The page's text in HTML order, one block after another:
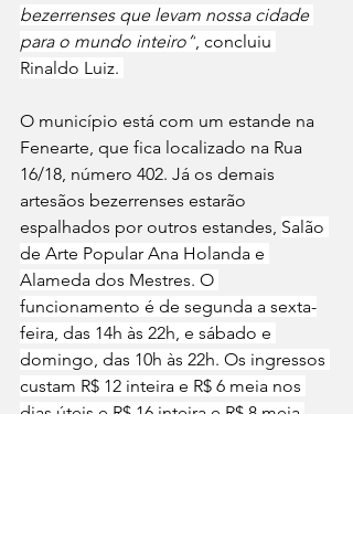
bezerrenses que levam nossa cidade
para o mundo inteiro” , concluiu
Rinaldo Luiz.
O município está com um estande na
Fenearte, que fica localizado na Rua
16/18, número 402. Já os demais
artesãos bezerrenses estarão
espalhados por outros estandes, Salão
de Arte Popular Ana Holanda e
Alameda dos Mestres. O
funcionamento é de segunda a sexta-
feira, das 14h às 22h, e sábado e
domingo, das 10h às 22h. Os ingressos
custam R$ 12 inteira e R$ 6 meia nos
dias úteis e R$ 16 inteira e R$ 8 meia